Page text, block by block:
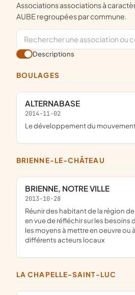
Associations associations à caractère politique général
AUBE regroupées par commune.
Descriptions
BOULAGES
ALTERNABASE
2014-11-02
le développement du
BRIENNE-LE-CHÂTEAU
BRIENNE, NOTRE VILLE
2013-10-28
réunir des habitant de la région de brienne-le-château
en vue de réfléchir sur les besoins
les moyens à mettre en oeuvre ou
différents acteurs locaux
LA CHAPELLE-SAINT-LUC